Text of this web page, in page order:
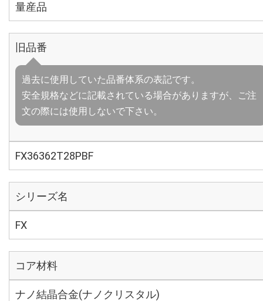
量産品
旧品番
過去に使用していた品番体系の表記です。
安全規格などに記載されている場合がありますが、ご注
文の際には使用しないで下さい。
FX36362T28PBF
シリーズ名
FX
コア材料
ナノ結晶合金(ナノクリスタル)